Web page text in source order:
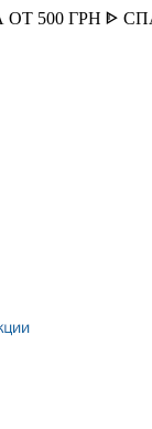
500 ГРН ᐈ